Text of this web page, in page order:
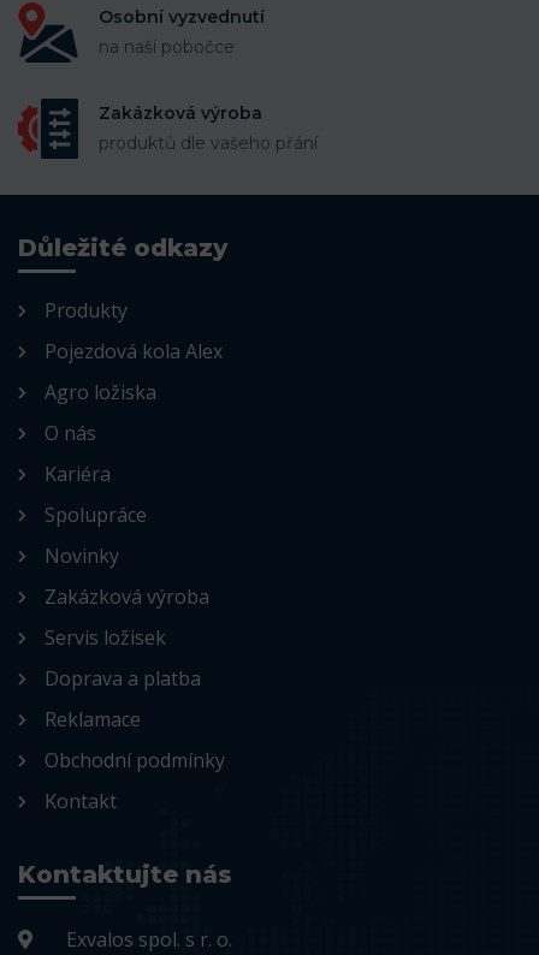
Osobní vyzvednutí
na naší pobočce
Zakázková výroba
produktů dle vašeho přání
Důležité odkazy
Produkty
Pojezdová kola Alex
Agro ložiska
O nás
Kariéra
Spolupráce
Novinky
Zakázková výroba
Servis ložisek
Doprava a platba
Reklamace
Obchodní podmínky
Kontakt
Kontaktujte nás
Exvalos spol. s r. o.